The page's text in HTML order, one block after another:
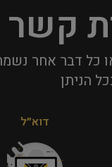
קשר
דבר אחר
הניתן​
דוא״ל